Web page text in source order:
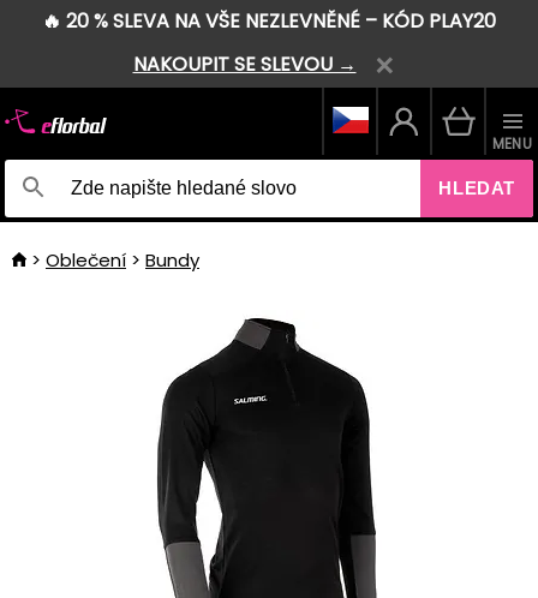
🔥 20 % SLEVA NA VŠE NEZLEVNĚNÉ – KÓD PLAY20
NAKOUPIT SE SLEVOU →
HLEDAT
MENU
Oblečení Bundy